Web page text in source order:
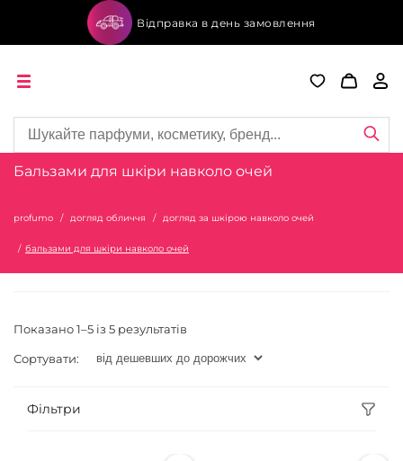
Відправка в день замовлення
Бальзами для шкіри навколо очей
profumo догляд обличчя догляд за шкірою навколо очей
бальзами для шкіри навколо очей
Показано 1–5 із 5 результатів
Сортувати:
Фільтри